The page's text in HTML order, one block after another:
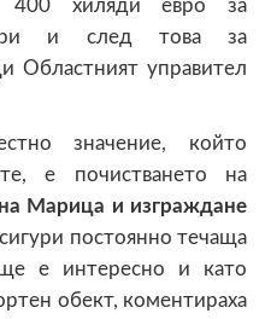
400 хиляди евро за
и след това за
Областният управител
значение, който
е почистването на
Марица и изграждане
постоянно течаща
е интересно и като
обект, коментираха